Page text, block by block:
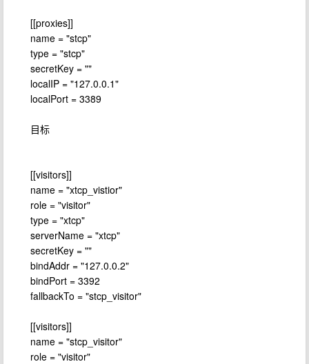
[[proxies]]
name = "stcp"
type = "stcp"
secretKey = ""
localIP = "127.0.0.1"
localPort = 3389
目标
[[visitors]]
name = "xtcp_vistior"
role = "visitor"
type = "xtcp"
serverName = "xtcp"
secretKey = ""
bindAddr = "127.0.0.2"
bindPort = 3392
fallbackTo = "stcp_visitor"
[[visitors]]
name = "stcp_visitor"
role = "visitor"